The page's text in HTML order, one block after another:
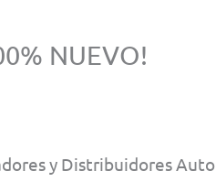
NUEVO!
y Distribuidores